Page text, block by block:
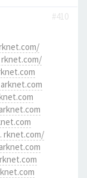
#410
rknet.com/